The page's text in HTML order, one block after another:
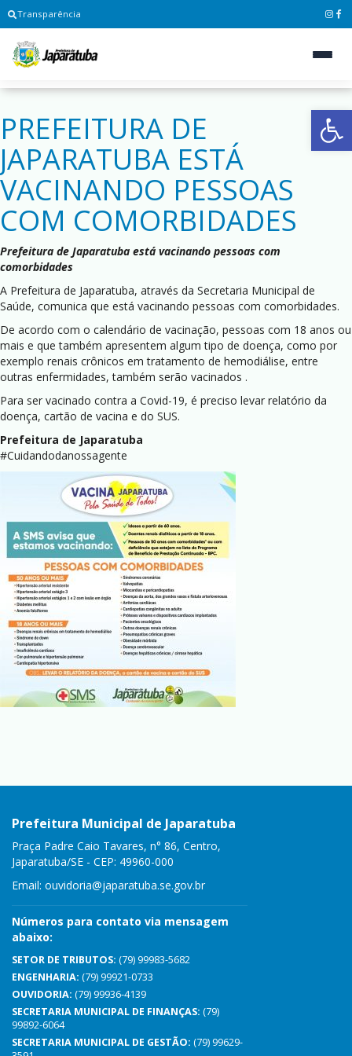
Transparência
PREFEITURA DE
JAPARATUBA ESTÁ
VACINANDO PESSOAS
COM COMORBIDADES
Prefeitura de Japaratuba está vacinando pessoas com
comorbidades
A Prefeitura de Japaratuba, através da Secretaria Municipal de
Saúde, comunica que está vacinando pessoas com comorbidades.
De acordo com o calendário de vacinação, pessoas com 18 anos ou
mais e que também apresentem algum tipo de doença, como por
exemplo renais crônicos em tratamento de hemodiálise, entre
outras enfermidades, também serão vacinados .
Para ser vacinado contra a Covid-19, é preciso levar relatório da
doença, cartão de vacina e do SUS.
Prefeitura de Japaratuba
#Cuidandodanossagente
Prefeitura Municipal de Japaratuba
Praça Padre Caio Tavares, n° 86, Centro,
Japaratuba/SE - CEP: 49960-000
Email: ouvidoria@japaratuba.se.gov.br
Números para contato via mensagem
abaixo:
SETOR DE TRIBUTOS: (79) 99983-5682
ENGENHARIA: (79) 99921-0733
OUVIDORIA: (79) 99936-4139
SECRETARIA MUNICIPAL DE FINANÇAS: (79)
99892-6064
SECRETARIA MUNICIPAL DE GESTÃO: (79) 99629-